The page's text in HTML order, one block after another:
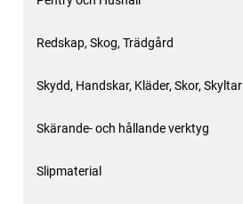
Redskap, Skog, Trädgård
Skydd, Handskar, Kläder, Skor, Skyltar
Skärande- och hållande verktyg
Slipmaterial